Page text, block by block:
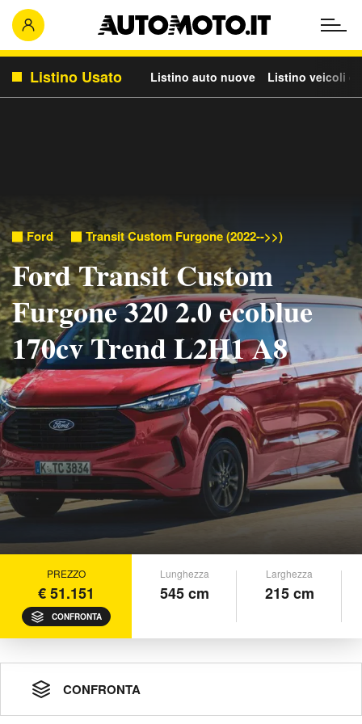
Listino Usato Listino auto nuove Listino veicoli
Ford Transit Custom Furgone (2022-->>)
Ford Transit Custom
Furgone 320 2.0 ecoblue
170cv Trend L2H1 A8
PREZZO
€ 51.151
CONFRONTA
Lunghezza
545 cm
Larghezza
215 cm
CONFRONTA